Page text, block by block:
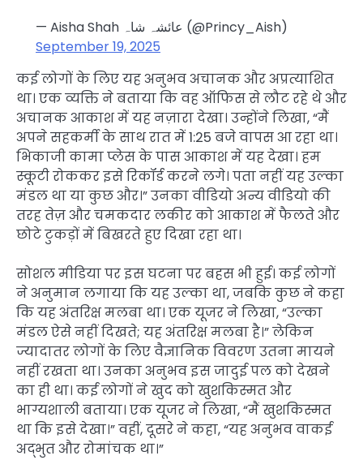
— Aisha Shah عائشہ شاہ (@Princy_Aish)
September 19, 2025
कई लोगों के लिए यह अनुभव अचानक और अप्रत्याशित
था। एक व्यक्ति ने बताया कि वह ऑफिस से लौट रहे थे और
अचानक आकाश में यह नज़ारा देखा। उन्होंने लिखा, “मैं
अपने सहकर्मी के साथ रात में 1:25 बजे वापस आ रहा था।
भिकाजी कामा प्लेस के पास आकाश में यह देखा। हम
स्कूटी रोककर इसे रिकॉर्ड करने लगे। पता नहीं यह उल्का
मंडल था या कुछ और।” उनका वीडियो अन्य वीडियो की
तरह तेज़ और चमकदार लकीर को आकाश में फैलते और
छोटे टुकड़ों में बिखरते हुए दिखा रहा था।
सोशल मीडिया पर इस घटना पर बहस भी हुई। कई लोगों
ने अनुमान लगाया कि यह उल्का था, जबकि कुछ ने कहा
कि यह अंतरिक्ष मलबा था। एक यूजर ने लिखा, “उल्का
मंडल ऐसे नहीं दिखते; यह अंतरिक्ष मलबा है।” लेकिन
ज्यादातर लोगों के लिए वैज्ञानिक विवरण उतना मायने
नहीं रखता था। उनका अनुभव इस जादुई पल को देखने
का ही था। कई लोगों ने खुद को खुशकिस्मत और
भाग्यशाली बताया। एक यूजर ने लिखा, “मैं खुशकिस्मत
था कि इसे देखा।” वहीं, दूसरे ने कहा, “यह अनुभव वाकई
अद्भुत और रोमांचक था।”